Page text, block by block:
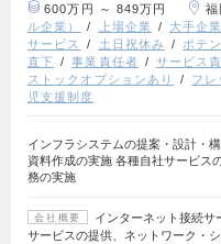
600万円 ～ 849万円 福
ル企業）
上場企業 大手企業
サービス
土日祝休み ポテ
直下
事業責任者 サービス
ストックオプションあり
フレ
児支援制度
インフラシステムの提案・設計・
資料作成の実施 各種自社サービス
務の実施
会社概要
インターネット接続サ
サービスの提供、ネットワーク・